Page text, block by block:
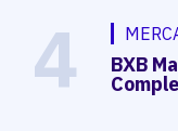
4 BXB